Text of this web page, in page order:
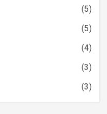
(5)
(5)
(4)
(3)
(3)